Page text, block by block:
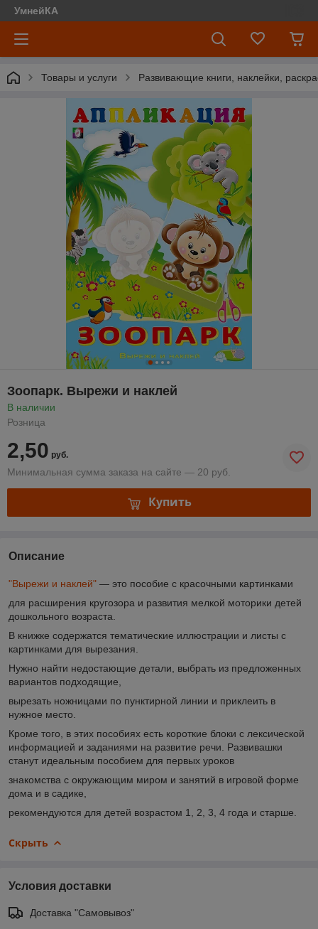
УмнейКА
Товары и услуги Развивающие книги, наклейки,
Зоопарк. Вырежи и наклей
В наличии
Розница
2,50 руб.
Минимальная сумма заказа на сайте — 20 руб.
Купить
Описание
"Вырежи и наклей" — это пособие с красочными картинками
для расширения кругозора и развития мелкой моторики детей
дошкольного возраста.
В книжке содержатся тематические иллюстрации и листы с
картинками для вырезания.
Нужно найти недостающие детали, выбрать из предложенных
вариантов подходящие,
вырезать ножницами по пунктирной линии и приклеить в
нужное место.
Кроме того, в этих пособиях есть короткие блоки с лексической
информацией и заданиями на развитие речи. Развивашки
станут идеальным пособием для первых уроков
знакомства с окружающим миром и занятий в игровой форме
дома и в садике,
рекомендуются для детей возрастом 1, 2, 3, 4 года и старше.
Скрыть
Условия доставки
Доставка "Самовывоз"